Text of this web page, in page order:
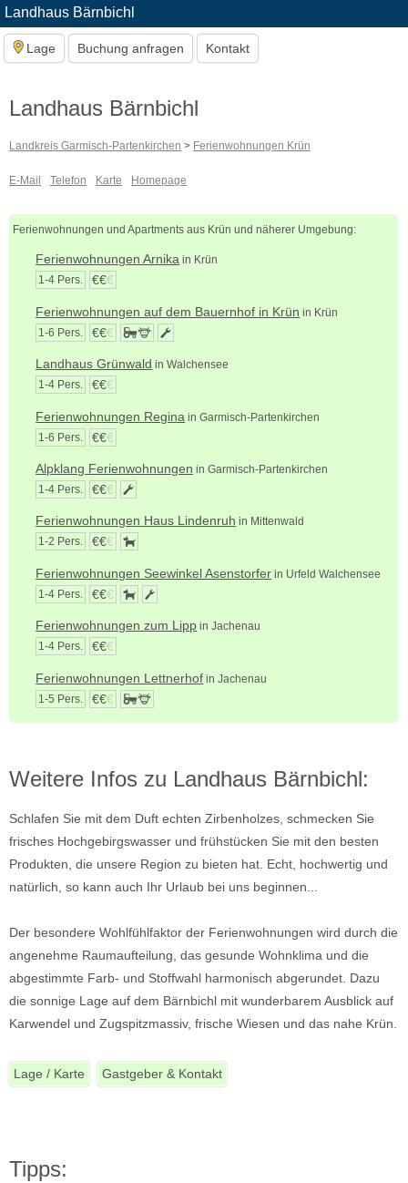
Landhaus Bärnbichl
Lage Buchung anfragen Kontakt
Landhaus Bärnbichl
Landkreis Garmisch-Partenkirchen > Ferienwohnungen Krün
E-Mail Telefon Karte Homepage
Ferienwohnungen und Apartments aus Krün und näherer Umgebung:
Ferienwohnungen Arnika in Krün
1-4 Pers.
€€€
Ferienwohnungen auf dem Bauernhof in Krün in Krün
1-6 Pers.
€€€
Landhaus Grünwald in Walchensee
1-4 Pers.
€€€
Ferienwohnungen Regina in Garmisch-Partenkirchen
1-6 Pers.
€€€
Alpklang Ferienwohnungen in Garmisch-Partenkirchen
1-4 Pers.
€€€
Ferienwohnungen Haus Lindenruh in Mittenwald
1-2 Pers.
€€€
Ferienwohnungen Seewinkel Asenstorfer in Urfeld Walchensee
1-4 Pers.
€€€
Ferienwohnungen zum Lipp in Jachenau
1-4 Pers.
€€€
Ferienwohnungen Lettnerhof in Jachenau
1-5 Pers.
€€€
Weitere Infos zu Landhaus Bärnbichl:
Schlafen Sie mit dem Duft echten Zirbenholzes, schmecken Sie
frisches Hochgebirgswasser und frühstücken Sie mit den besten
Produkten, die unsere Region zu bieten hat. Echt, hochwertig und
natürlich, so kann auch Ihr Urlaub bei uns beginnen...
Der besondere Wohlfühlfaktor der Ferienwohnungen wird durch die
angenehme Raumaufteilung, das gesunde Wohnklima und die
abgestimmte Farb- und Stoffwahl harmonisch abgerundet. Dazu
die sonnige Lage auf dem Bärnbichl mit wunderbarem Ausblick auf
Karwendel und Zugspitzmassiv, frische Wiesen und das nahe Krün.
Lage / Karte Gastgeber & Kontakt
Tipps: